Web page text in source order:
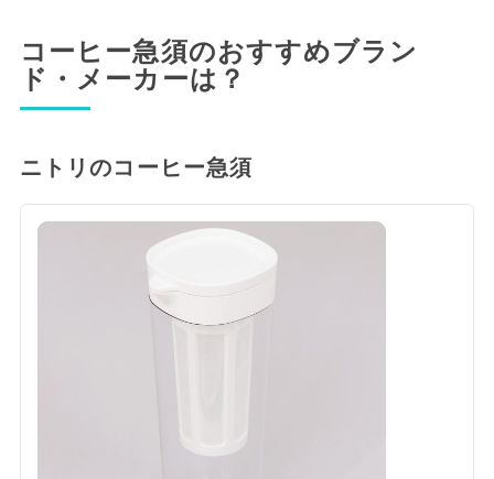
コーヒー急須のおすすめブラン
ド・メーカーは？
ニトリのコーヒー急須